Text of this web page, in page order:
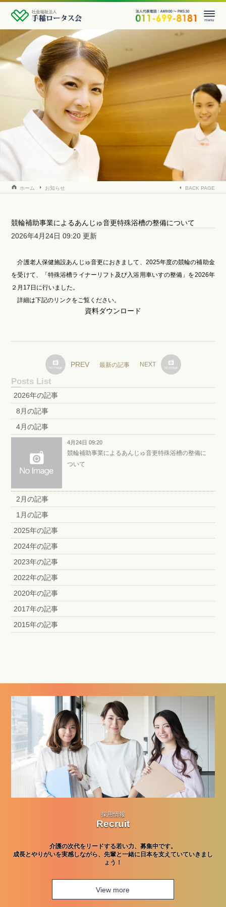
menu
ホーム お知らせ BACK PAGE
競輪補助事業によるあんじゅ音更特殊浴槽の整備について
2026年4月24日 09:20 更新
介護老人保健施設あんじゅ音更におきまして、2025年度の競輪の補助金
を受けて、「特殊浴槽ライナーリフト及び入浴用車いすの整備」を2026年
２月17日に行いました。
詳細は下記のリンクをご覧ください。
資料ダウンロード
PREV 最新の記事 NEXT
Posts List
2026年の記事
8月の記事
4月の記事
4月24日 09:20
競輪補助事業によるあんじゅ音更特殊浴槽の整備に
ついて
2月の記事
1月の記事
2025年の記事
2024年の記事
2023年の記事
2022年の記事
2020年の記事
2017年の記事
2015年の記事
採用情報
Recruit
介護の次代をリードする若い力、募集中です。
成長とやりがいを実感しながら、先輩と一緒に日本を支えていていきまし
ょう！
View more